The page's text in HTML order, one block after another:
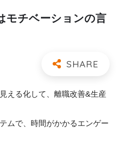
モチベーションの言
える化して、離職改善&生産
ムで、時間がかかるエンゲー